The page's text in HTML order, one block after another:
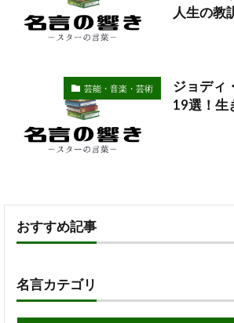
人生の教
芸能・音楽・芸術
ジョディ
19選！生
おすすめ記事
名言カテゴリ